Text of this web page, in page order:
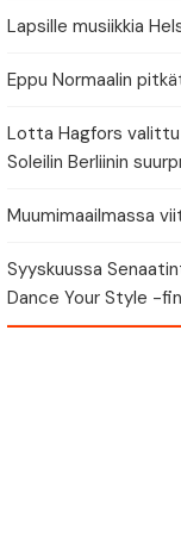
Lapsille musiikkia
Eppu Normaalin
Lotta Hagfors valittu
Soleilin Berliinin
Muumimaailmassa
Syyskuussa
Dance Your Style -